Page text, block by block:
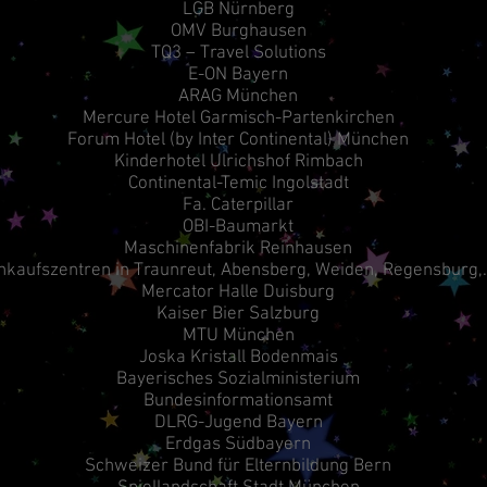
LGB Nürnberg
OMV Burghausen
TQ3 – Travel Solutions
E-ON Bayern
ARAG München
Mercure Hotel Garmisch-Partenkirchen
Forum Hotel (by Inter Continental) München
Kinderhotel Ulrichshof Rimbach
Continental-Temic Ingolstadt
Fa. Caterpillar
OBI-Baumarkt
Maschinenfabrik Reinhausen
in Traunreut, Abensberg, Weiden,
Mercator Halle Duisburg
Kaiser Bier Salzburg
MTU München
Joska Kristall Bodenmais
Bayerisches Sozialministerium
Bundesinformationsamt
DLRG-Jugend Bayern
Erdgas Südbayern
Schweizer Bund für Elternbildung Bern